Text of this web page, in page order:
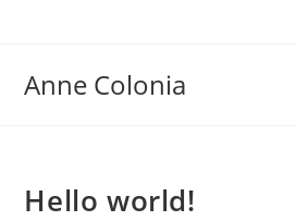
Anne Colonia
Hello world!